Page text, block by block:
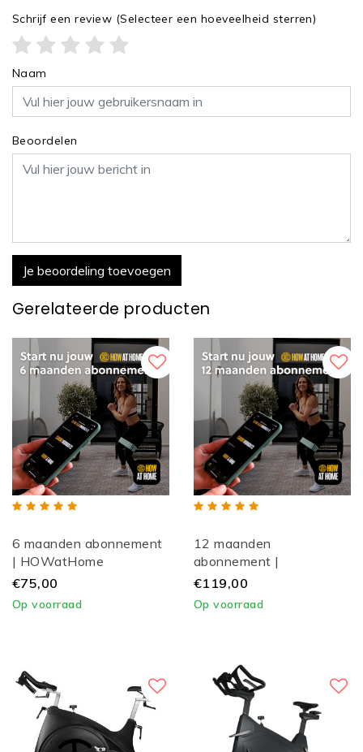
Schrijf een review (Selecteer een hoeveelheid sterren)
Naam
Beoordelen
Je beoordeling toevoegen
Gerelateerde producten
6 maanden abonnement
| HOWatHome
€75,00
Op voorraad
12 maanden
abonnement |
HOWatHome
€119,00
Op voorraad